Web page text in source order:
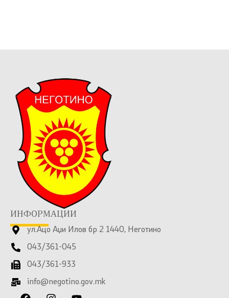
ИНФОРМАЦИИ
ул.Ацо Аџи Илов бр 2 1440, Неготино
043/361-045
043/361-933
info@negotino.gov.mk